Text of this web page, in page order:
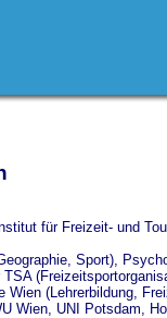
für Freizeit- und
Sport),
(Lehrerbildung,
Wien, UNI Potsdam,